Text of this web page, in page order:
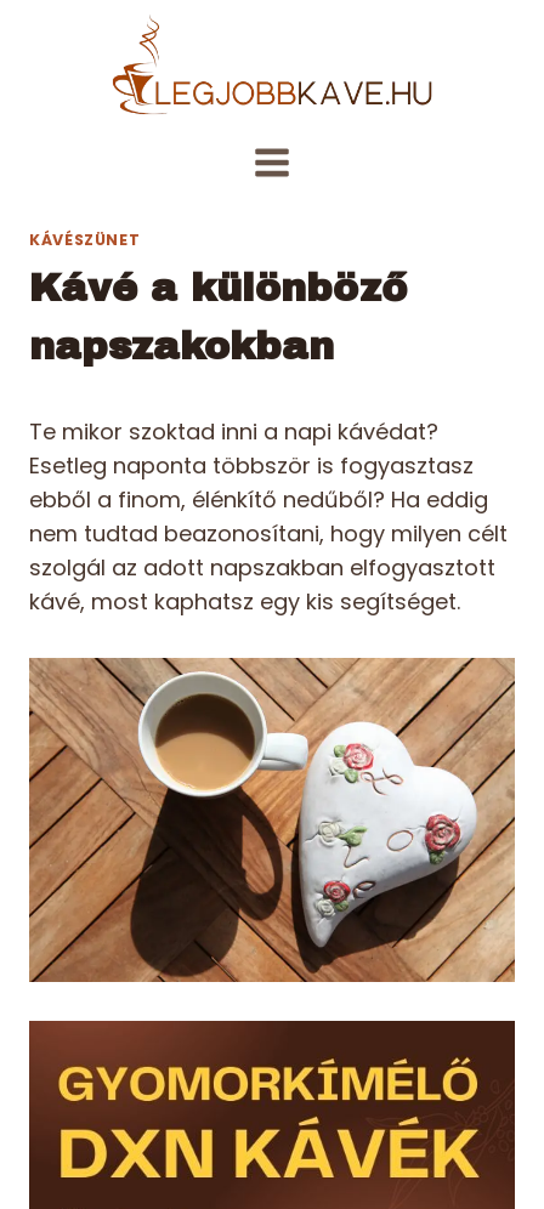
KÁVÉSZÜNET
Kávé a különböző
napszakokban
Te mikor szoktad inni a napi kávédat?
Esetleg naponta többször is fogyasztasz
ebből a finom, élénkítő nedűből? Ha eddig
nem tudtad beazonosítani, hogy milyen célt
szolgál az adott napszakban elfogyasztott
kávé, most kaphatsz egy kis segítséget.